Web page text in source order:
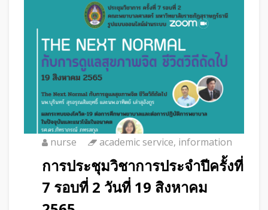
nurse academic service, information
การประชุมวิชาการประจำปีครั้งที่
7 รอบที่ 2 วันที่ 19 สิงหาคม